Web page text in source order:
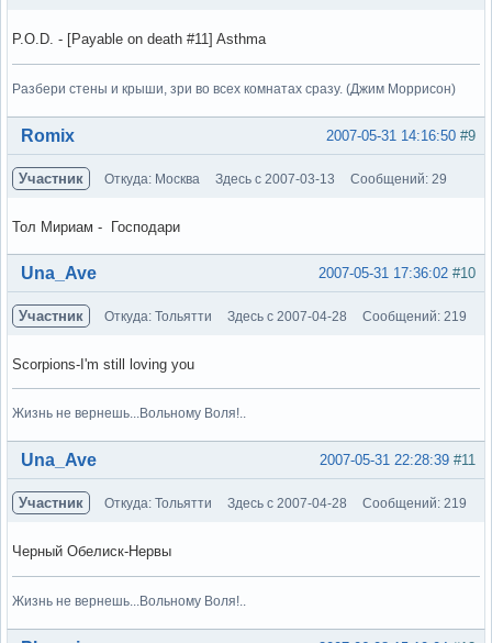
P.O.D. - [Payable on death #11] Asthma
Разбери стены и крыши, зри во всех комнатах сразу. (Джим Моррисон)
Вне форума #9
2007-05-31 14:16:50
Romix
Участник Откуда: Москва Здесь с 2007-03-13 Сообщений: 29
Тол Мириам - Господари
Вне форума #10
2007-05-31 17:36:02
Una_Ave
Участник Откуда: Тольятти Здесь с 2007-04-28 Сообщений: 219
Scorpions-I'm still loving you
Жизнь не вернешь...Вольному Воля!..
Вне форума #11
2007-05-31 22:28:39
Una_Ave
Участник Откуда: Тольятти Здесь с 2007-04-28 Сообщений: 219
Черный Обелиск-Нервы
Жизнь не вернешь...Вольному Воля!..